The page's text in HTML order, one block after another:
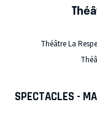
Théâtre La
SPECTACLES -